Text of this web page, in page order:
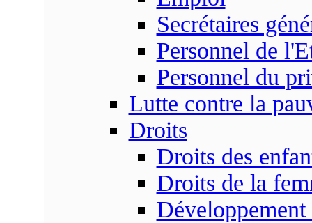
Secrétaires
Personnel de
Personnel du
Lutte contre la
Droits
Droits des
Droits de la